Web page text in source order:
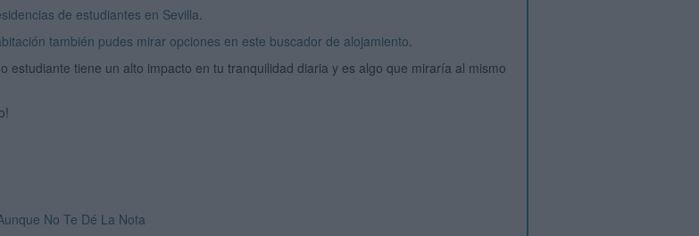
de estudiantes en Sevilla.
también pudes mirar opciones en este buscador de alojamiento.
estudiante tiene un alto impacto en tu tranquilidad diaria y es algo que miraría al mismo
No Te Dé La Nota